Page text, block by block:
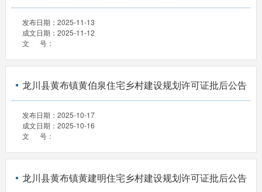
发布日期： 2025-11-13
成文日期： 2025-11-12
文 号：
龙川县黄布镇黄伯泉住宅乡村建设规划许可证批后公告
发布日期： 2025-10-17
成文日期： 2025-10-16
文 号：
龙川县黄布镇黄建明住宅乡村建设规划许可证批后公告